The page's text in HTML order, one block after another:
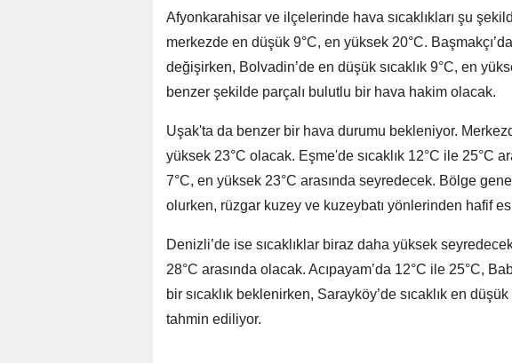
Afyonkarahisar ve ilçelerinde hava sıcaklıkları şu
merkezde en düşük 9°C, en yüksek 20°C.
değişirken, Bolvadin’de en düşük sıcaklık 9°C, en
benzer şekilde parçalı bulutlu bir hava hakim olacak.
Uşak'ta da benzer bir hava durumu bekleniyor.
yüksek 23°C olacak. Eşme'de sıcaklık 12°C ile 25°C
7°C, en yüksek 23°C arasında seyredecek. Bölge
olurken, rüzgar kuzey ve kuzeybatı yönlerinden hafif
Denizli’de ise sıcaklıklar biraz daha yüksek
28°C arasında olacak. Acıpayam’da 12°C ile 25°C,
bir sıcaklık beklenirken, Sarayköy’de sıcaklık en
tahmin ediliyor.